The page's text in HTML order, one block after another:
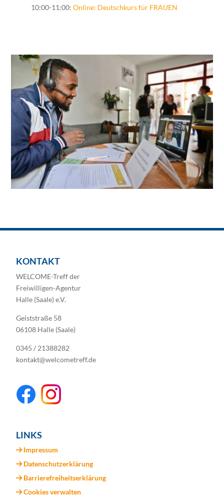
10:00-11:00: Online: Deutschkurs für FRAUEN
KONTAKT
WELCOME-Treff der
Freiwilligen-Agentur
Halle (Saale) e.V.
Geiststraße 58
06108 Halle (Saale)
0345 / 21388282
kontakt@welcometreff.de
LINKS
Impressum
Datenschutzerklärung
Barrierefreiheitserklärung
Cookies verwalten